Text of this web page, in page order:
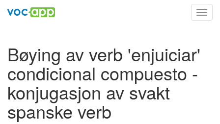
Bøying av verb 'enjuiciar'
condicional compuesto -
konjugasjon av svakt
spanske verb